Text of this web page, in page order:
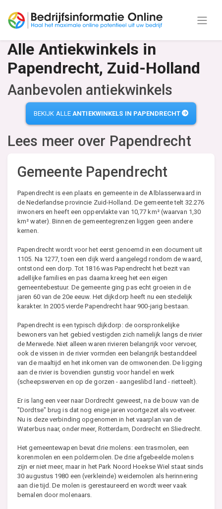
Alle Antiekwinkels in
Papendrecht, Zuid-Holland
Aanbevolen antiekwinkels
BEKIJK ALLE ANTIEKWINKELS IN PAPENDRECHT
Lees meer over Papendrecht
Gemeente Papendrecht
Papendrecht is een plaats en gemeente in de Alblasserwaard in
de Nederlandse provincie Zuid-Holland. De gemeente telt 32.276
inwoners en heeft een oppervlakte van 10,77 km² (waarvan 1,30
km² water). Binnen de gemeentegrenzen liggen geen andere
kernen.
Papendrecht wordt voor het eerst genoemd in een document uit
1105. Na 1277, toen een dijk werd aangelegd rondom de waard,
ontstond een dorp. Tot 1816 was Papendrecht het bezit van
adellijke families en pas daarna kreeg het een eigen
gemeentebestuur. De gemeente ging pas echt groeien in de
jaren 60 van de 20e eeuw. Het dijkdorp heeft nu een stedelijk
karakter. In 2005 vierde Papendrecht haar 900-jarig bestaan.
Papendrecht is een typisch dijkdorp: de oorspronkelijke
bewoners van het gebied vestigden zich namelijk langs de rivier
de Merwede. Niet alleen waren rivieren belangrijk voor vervoer,
ook de vissen in de rivier vormden een belangrijk bestanddeel
van de maaltijd en het inkomen van de omwonenden. De ligging
aan de rivier is bovendien gunstig voor handel en werk
(scheepswerven en op de gorzen - aangeslibd land - rietteelt).
Er is lang een veer naar Dordrecht geweest, na de bouw van de
"Dordtse" brug is dat nog enige jaren voortgezet als voetveer.
Nu is deze verbinding opgenomen in het vaarplan van de
Waterbus naar, onder meer, Rotterdam, Dordrecht en Sliedrecht.
Het gemeentewapen bevat drie molens: een trasmolen, een
korenmolen en een poldermolen. De drie afgebeelde molens
zijn er niet meer, maar in het Park Noord Hoekse Wiel staat sinds
30 augustus 1980 een (verkleinde) weidemolen als herinnering
aan die tijd. De molen is gerestaureerd en wordt weer vaak
bemalen door molenaars.